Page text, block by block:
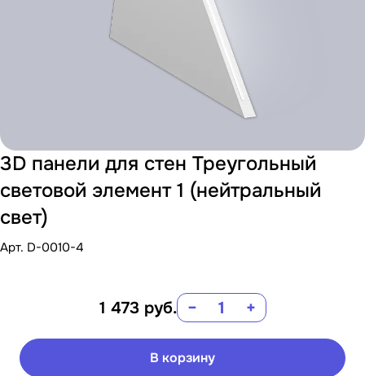
3D панели для стен Треугольный
световой элемент 1 (нейтральный
свет)
Арт. D-0010-4
1 473 руб. − +
В корзину